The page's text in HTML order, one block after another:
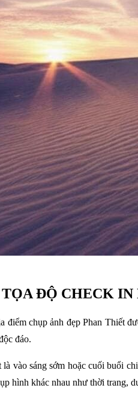
ĐỘ CHECK
chụp ảnh đẹp Phan Thiết
đáo.
vào sáng sớm hoặc cuối buổi
hình khác nhau như thời trang,